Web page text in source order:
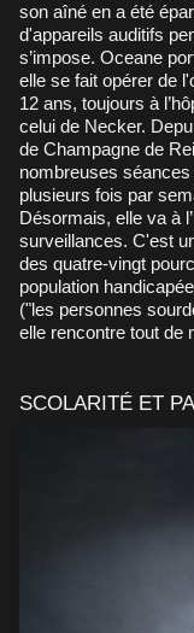
son aîné en a été
d'appareils auditifs
s’impose. Oceane
elle se fait opérer de
12 ans, toujours à
celui de Necker.
de Champagne de
nombreuses
plusieurs fois par
Désormais, elle va à
surveillances. C'est
des quatre-vingt
population
("les personnes
elle rencontre tout de
SCOLARITÉ ET